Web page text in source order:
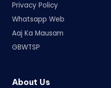
Privacy Policy
Whatsapp Web
Aaj Ka Mausam
GBWTSP
About Us